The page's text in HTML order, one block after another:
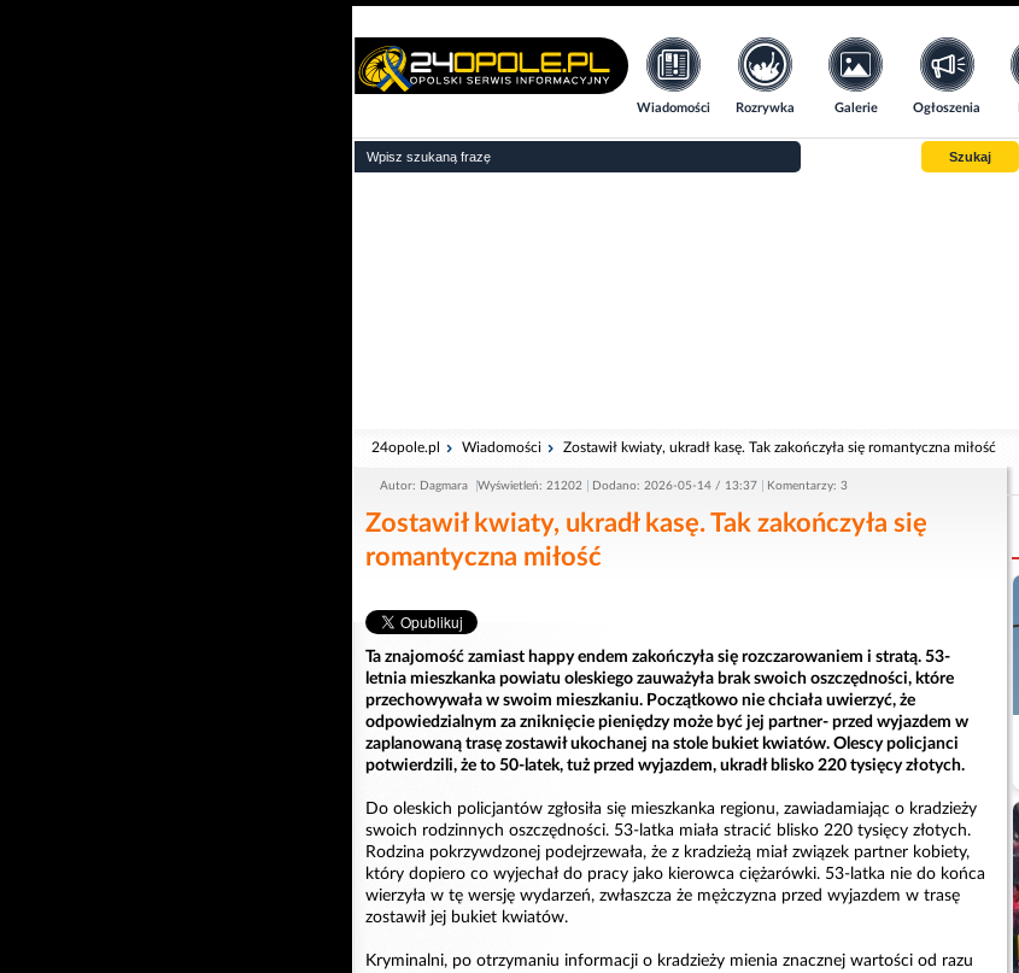
Wiadomości Rozrywka Galerie Ogłoszenia
Szukaj
24opole.pl Wiadomości Zostawił kwiaty, ukradł kasę. Tak zakończyła się romantyczna miłość
Autor: Dagmara Wyświetleń: 21202 Dodano: 2026-05-14 / 13:37 Komentarzy: 3
Zostawił kwiaty, ukradł kasę. Tak zakończyła się
romantyczna miłość
Ta znajomość zamiast happy endem zakończyła się rozczarowaniem i stratą. 53-
letnia mieszkanka powiatu oleskiego zauważyła brak swoich oszczędności, które
przechowywała w swoim mieszkaniu. Początkowo nie chciała uwierzyć, że
odpowiedzialnym za zniknięcie pieniędzy może być jej partner- przed wyjazdem w
zaplanowaną trasę zostawił ukochanej na stole bukiet kwiatów. Olescy policjanci
potwierdzili, że to 50-latek, tuż przed wyjazdem, ukradł blisko 220 tysięcy złotych.
Do oleskich policjantów zgłosiła się mieszkanka regionu, zawiadamiając o kradzieży
swoich rodzinnych oszczędności. 53-latka miała stracić blisko 220 tysięcy złotych.
Rodzina pokrzywdzonej podejrzewała, że z kradzieżą miał związek partner kobiety,
który dopiero co wyjechał do pracy jako kierowca ciężarówki. 53-latka nie do końca
wierzyła w tę wersję wydarzeń, zwłaszcza że mężczyzna przed wyjazdem w trasę
zostawił jej bukiet kwiatów.
Kryminalni, po otrzymaniu informacji o kradzieży mienia znacznej wartości od razu